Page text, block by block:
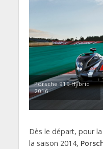
Porsche 919 Hybrid
2016
Dès le départ, pour
la saison 2014,